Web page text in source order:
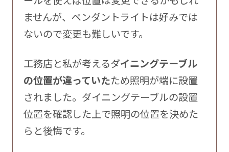
ませんが、ペンダントライトは好みでは
ないので変更も難しいです。
工務店と私が考えるダイニングテーブル
の位置が違っていたため照明が端に設置
されました。ダイニングテーブルの設置
位置を確認した上で照明の位置を決めた
らと後悔です。